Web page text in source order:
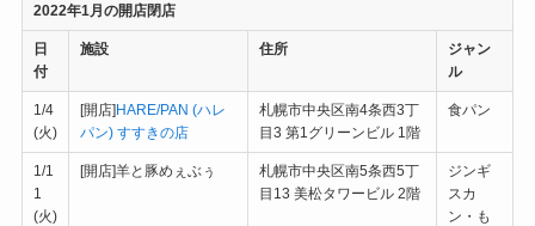
2022年1月の開店閉店
日
付
施設 住所
ジャン
ル
1/4
(火)
[開店]HARE/PAN (ハレ
パン) すすきの店
札幌市中央区南4条西3丁
目3 第1グリーンビル 1階
食パン
1/1
1
(火)
[開店]羊と豚めぇぶぅ
札幌市中央区南5条西5丁
目13 美松タワービル 2階
ジンギ
スカ
ン・も